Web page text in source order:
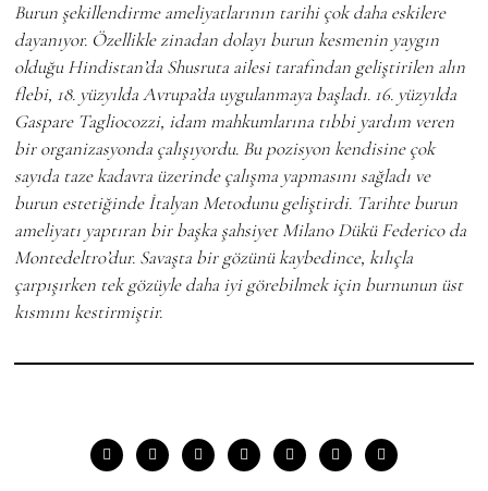
Burun şekillendirme ameliyatlarının tarihi çok daha eskilere
dayanıyor. Özellikle zinadan dolayı burun kesmenin yaygın
olduğu Hindistan’da Shusruta ailesi tarafından geliştirilen alın
flebi, 18. yüzyılda Avrupa’da uygulanmaya başladı. 16. yüzyılda
Gaspare Tagliocozzi, idam mahkumlarına tıbbi yardım veren
bir organizasyonda çalışıyordu. Bu pozisyon kendisine çok
sayıda taze kadavra üzerinde çalışma yapmasını sağladı ve
burun estetiğinde İtalyan Metodunu geliştirdi. Tarihte burun
ameliyatı yaptıran bir başka şahsiyet Milano Dükü Federico da
Montedeltro’dur. Savaşta bir gözünü kaybedince, kılıçla
çarpışırken tek gözüyle daha iyi görebilmek için burnunun üst
kısmını kestirmiştir.